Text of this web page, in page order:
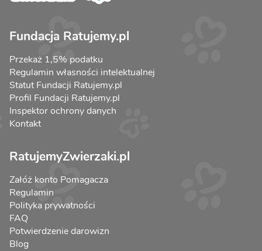
Fundacja Ratujemy.pl
Przekaż 1,5% podatku
Regulamin własności intelektualnej
Statut Fundacji Ratujemy.pl
Profil Fundacji Ratujemy.pl
Inspektor ochrony danych
Kontakt
RatujemyZwierzaki.pl
Załóż konto Pomagacza
Regulamin
Polityka prywatności
FAQ
Potwierdzenie darowizn
Blog